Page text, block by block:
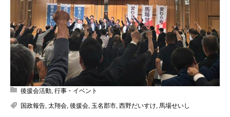
後援会活動, 行事・イベント
国政報告, 太翔会, 後援会, 玉名郡市, 西野だいすけ, 馬場せいし